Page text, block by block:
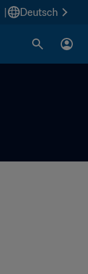
Deutsch